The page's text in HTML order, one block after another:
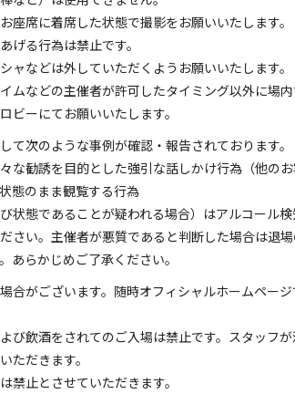
座席に着席した状態で撮影をお願いいたします。
げる行為は禁止です。
シャなどは外していただくようお願いいた
ムなどの主催者が許可したタイミング以外に場
ロビーにてお願いいたします。
て次のような事例が確認・報告されております。
勧誘を目的とした強引な話しかけ行為（他のお
態のまま観覧する行為
状態であることが疑われる場合）はアルコール
さい。主催者が悪質であると判断した場合は退
す。あらかじめご了承ください。
合がございます。随時オフィシャルホームペー
い。
び飲酒をされてのご入場は禁止です。スタッフ
ただきます。
止とさせていただきます。